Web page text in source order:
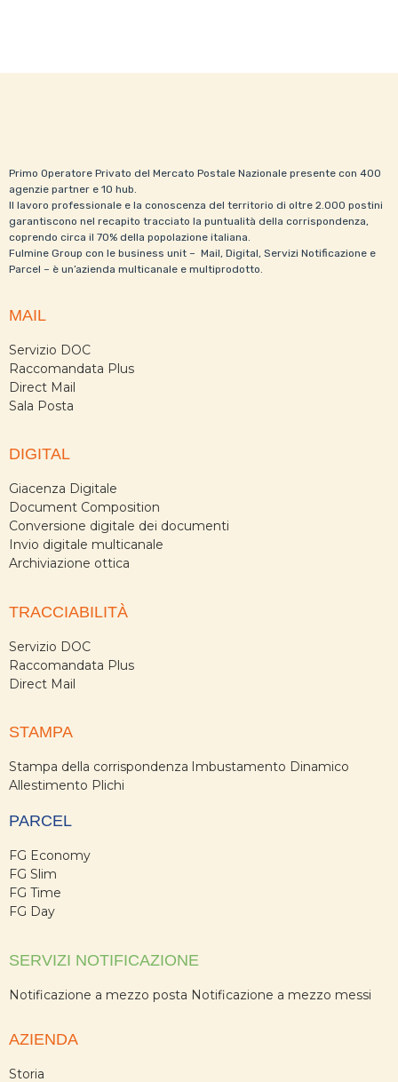
Primo Operatore Privato del Mercato Postale Nazionale presente con 400
agenzie partner e 10 hub.
Il lavoro professionale e la conoscenza del territorio di oltre 2.000 postini
garantiscono nel recapito tracciato la puntualità della corrispondenza,
coprendo circa il 70% della popolazione italiana.
Fulmine Group con le business unit – Mail, Digital, Servizi Notificazione e
Parcel – è un’azienda multicanale e multiprodotto.
MAIL
Servizio DOC
Raccomandata Plus
Direct Mail
Sala Posta
DIGITAL
Giacenza Digitale
Document Composition
Conversione digitale dei documenti
Invio digitale multicanale
Archiviazione ottica
TRACCIABILITÀ
Servizio DOC
Raccomandata Plus
Direct Mail
STAMPA
Stampa della corrispondenza Imbustamento Dinamico
Allestimento Plichi
PARCEL
FG Economy
FG Slim
FG Time
FG Day
SERVIZI NOTIFICAZIONE
Notificazione a mezzo posta Notificazione a mezzo messi
AZIENDA
Storia